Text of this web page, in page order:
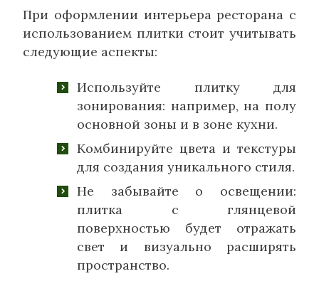
При оформлении интерьера ресторана с
использованием плитки стоит учитывать
следующие аспекты:
Используйте плитку для
зонирования: например, на полу
основной зоны и в зоне кухни.
Комбинируйте цвета и текстуры
для создания уникального стиля.
Не забывайте о освещении:
плитка с глянцевой
поверхностью будет отражать
свет и визуально расширять
пространство.